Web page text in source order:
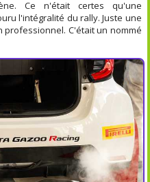
Ce n'était certes qu'une
l'intégralité du rally. Juste une
C'était un nommé